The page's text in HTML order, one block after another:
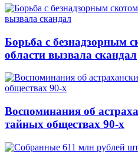
Борьба с безнадзорным
области вызвала скандал
Воспоминания об
тайных обществах 90-х